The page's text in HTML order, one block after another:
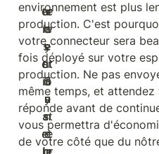
environnement est plus
production. C'est
votre connecteur sera
fois déployé sur votre
production. Ne pas
même temps, et attendez
réponde avant de
vous permettra
de votre côté que du